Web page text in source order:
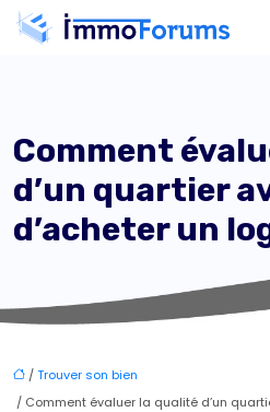
Comment
d’un quartier
d’acheter un
/Trouver son bien
/ Comment évaluer la qualité d’un